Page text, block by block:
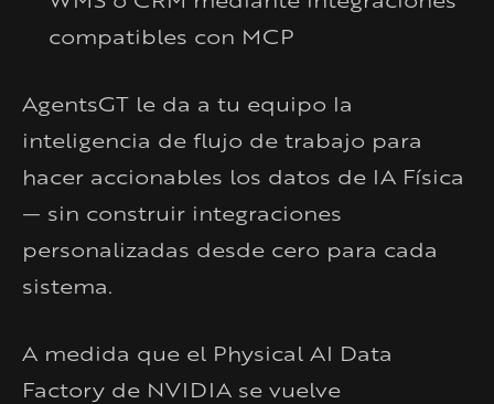
compatibles con MCP
AgentsGT le da a tu equipo la
inteligencia de flujo de trabajo para
hacer accionables los datos de IA Física
— sin construir integraciones
personalizadas desde cero para cada
sistema.
A medida que el Physical AI Data
Factory de NVIDIA se vuelve